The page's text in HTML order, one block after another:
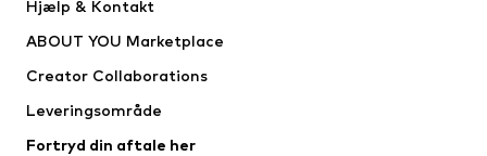
SKECHERS
Hjælp & Kontakt
ABOUT YOU Marketplace
Creator Collaborations
Leveringsområde
Fortryd din aftale her